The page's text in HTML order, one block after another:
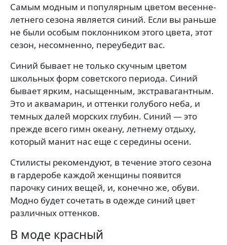
Самым модным и популярным цветом весенне-
летнего сезона является синий. Если вы раньше
не были особым поклонником этого цвета, этот
сезон, несомненно, переубедит вас.
Синий бывает не только скучным цветом
школьных форм советского периода. Синий
бывает ярким, насыщенным, экстравагантным.
Это и аквамарин, и оттенки голубого неба, и
темных далей морских глубин. Синий — это
прежде всего гимн океану, летнему отдыху,
который манит нас еще с середины осени.
Стилисты рекомендуют, в течение этого сезона
в гардеробе каждой женщины появится
парочку синих вещей, и, конечно же, обуви.
Модно будет сочетать в одежде синий цвет
различных оттенков.
В моде красный